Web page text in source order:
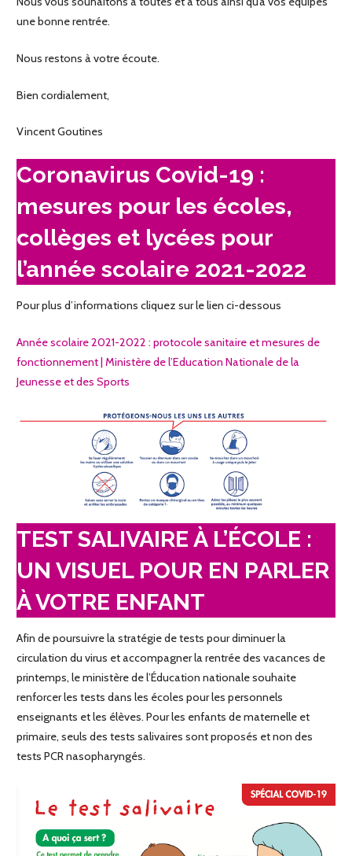
une bonne rentrée.
Nous restons à votre écoute.
Bien cordialement,
Vincent Goutines
Coronavirus Covid-19 :
mesures pour les écoles,
collèges et lycées pour
l’année scolaire 2021-2022
Pour plus d’informations cliquez sur le lien ci-dessous
Année scolaire 2021-2022 : protocole sanitaire et mesures de
fonctionnement | Ministère de l’Education Nationale de la
Jeunesse et des Sports
TEST SALIVAIRE À L’ÉCOLE :
UN VISUEL POUR EN PARLER
À VOTRE ENFANT
Afin de poursuivre la stratégie de tests pour diminuer la
circulation du virus et accompagner la rentrée des vacances de
printemps, le ministère de l’Éducation nationale souhaite
renforcer les tests dans les écoles pour les personnels
enseignants et les élèves. Pour les enfants de maternelle et
primaire, seuls des tests salivaires sont proposés et non des
tests PCR nasopharyngés.